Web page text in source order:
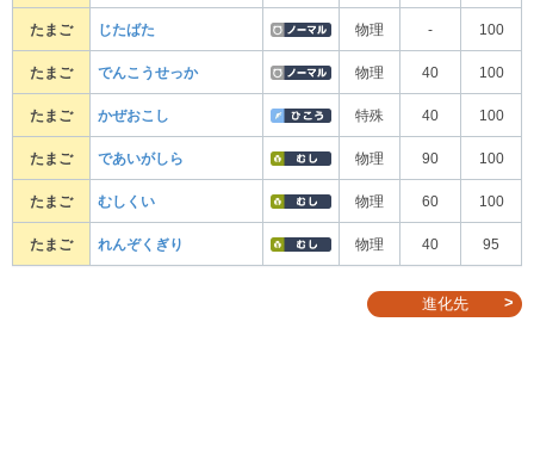
たまご じたばた 物理 - 100
たまご でんこうせっか 物理 40 100
たまご かぜおこし 特殊 40 100
たまご であいがしら 物理 90 100
たまご むしくい 物理 60 100
たまご れんぞくぎり 物理 40 95
進化先